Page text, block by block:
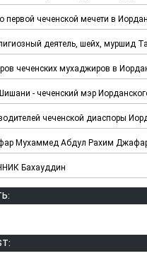
первой чеченской мечети в
деятель, шейх, муршид
чеченских мухаджиров в
- чеченский мэр
чеченской диаспоры
Мухаммед Абдул Рахим
Бахауддин
Капкан